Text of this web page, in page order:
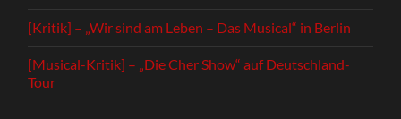
[Kritik] – „Wir sind am Leben – Das Musical“ in Berlin
[Musical-Kritik] – „Die Cher Show“ auf Deutschland-
Tour